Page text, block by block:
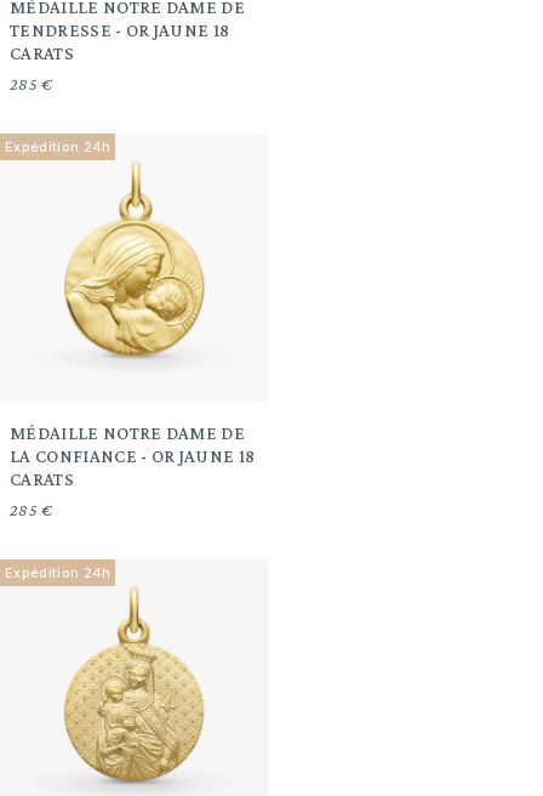
MÉDAILLE NOTRE DAME DE
TENDRESSE - OR JAUNE 18
CARATS
285 €
Expédition 24h
MÉDAILLE NOTRE DAME DE
LA CONFIANCE - OR JAUNE 18
CARATS
285 €
Expédition 24h